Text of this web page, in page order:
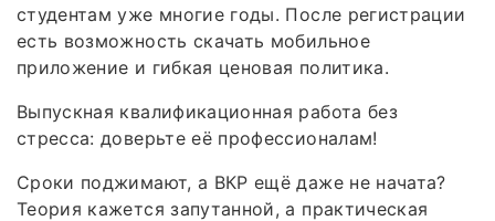
студентам уже многие годы. После регистрации
есть возможность скачать мобильное
приложение и гибкая ценовая политика.
Выпускная квалификационная работа без
стресса: доверьте её профессионалам!
Сроки поджимают, а ВКР ещё даже не начата?
Теория кажется запутанной, а практическая